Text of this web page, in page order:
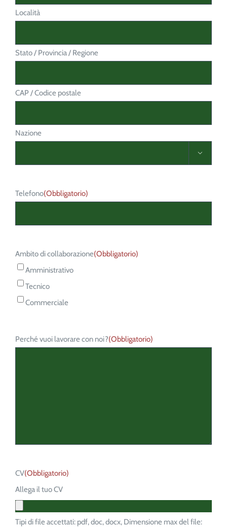
Località
Stato / Provincia / Regione
CAP / Codice postale
Nazione

Telefono(Obbligatorio)
Ambito di collaborazione(Obbligatorio)
Amministrativo
Tecnico
Commerciale
Perché vuoi lavorare con noi?(Obbligatorio)
CV(Obbligatorio)
Allega il tuo CV
Tipi di file accettati: pdf, doc, docx, Dimensione max del file: